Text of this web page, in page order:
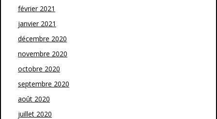
février 2021
janvier 2021
décembre 2020
novembre 2020
octobre 2020
septembre 2020
août 2020
juillet 2020